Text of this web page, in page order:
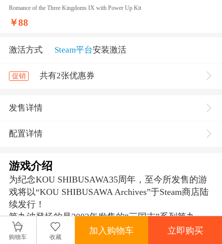
Romance of the Three Kingdoms IX with Power Up Kit
￥88
激活方式 Steam平台安装激活
促销 共有2张优惠券
发售详情
配置详情
游戏介绍
为纪念KOU SHIBUSAWA35周年，至今所发售的游
戏将以“KOU SHIBUSAWA Archives”于Steam商店陆
续发行！
第九波登场的是2003年发售的“三国志”系列第九
作‘三国志IX’之强化版‘三国志IX with 威力强化版’。
本作是以中国的三国时代为舞台之历史模拟游戏。
购物车 收藏
加入购物车 立即购买